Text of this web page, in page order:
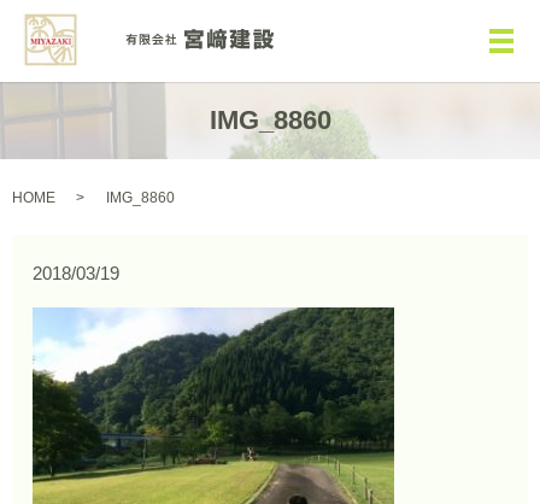
メ
IMG_8860
HOME IMG_8860
2018/03/19